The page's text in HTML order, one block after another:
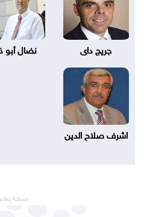
جريج داى نضال أبو
اشرف صلاح الدين
مساحة